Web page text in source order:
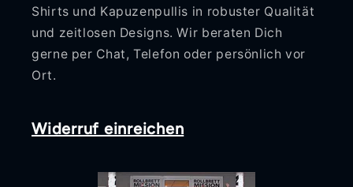
Shirts und Kapuzenpullis in robuster Qualität
und zeitlosen Designs. Wir beraten Dich
gerne per Chat, Telefon oder persönlich vor
Ort.
Widerruf einreichen